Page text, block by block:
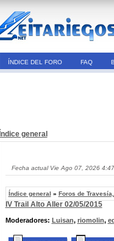
ÍNDICE DEL FORO FAQ
Índice general
Fecha actual Vie Ago 07, 2026
Índice general » Foros de
IV Trail Alto Aller 02/05/2015
Moderadores: Luisan, riomolin,